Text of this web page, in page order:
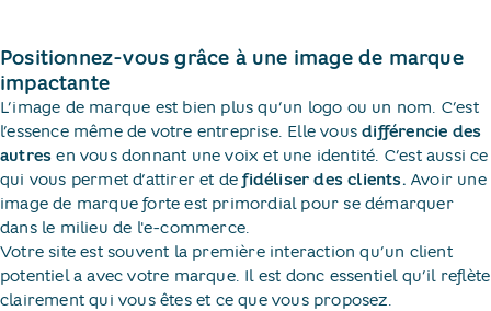
Positionnez-vous grâce à une image de marque
impactante
L’image de marque est bien plus qu’un logo ou un nom. C’est
l’essence même de votre entreprise. Elle vousdifférencie des
autres en vous donnant une voix et une identité. C’est aussi ce
qui vous permet d’attirer et defidéliser des clients. Avoir une
image de marque forte est primordial pour se démarquer
dans le milieu de l'e-commerce.
Votre site est souvent la première interaction qu’un client
potentiel a avec votre marque. Il est donc essentiel qu’il reflète
clairement qui vous êtes et ce que vous proposez.